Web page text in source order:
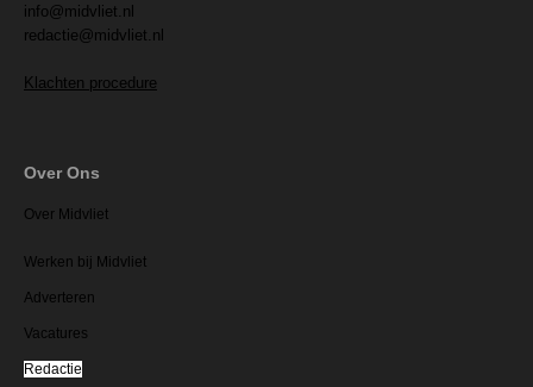
info@midvliet.nl
redactie@midvliet.nl
Klachten procedure
Over Ons
Over Midvliet
Werken bij Midvliet
Adverteren
Vacatures
Redactie